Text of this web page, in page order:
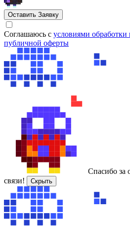
Оставить Заявку
Cоглашаюсь с условиями
публичной оферты
Спасибо за
связи!
Скрыть